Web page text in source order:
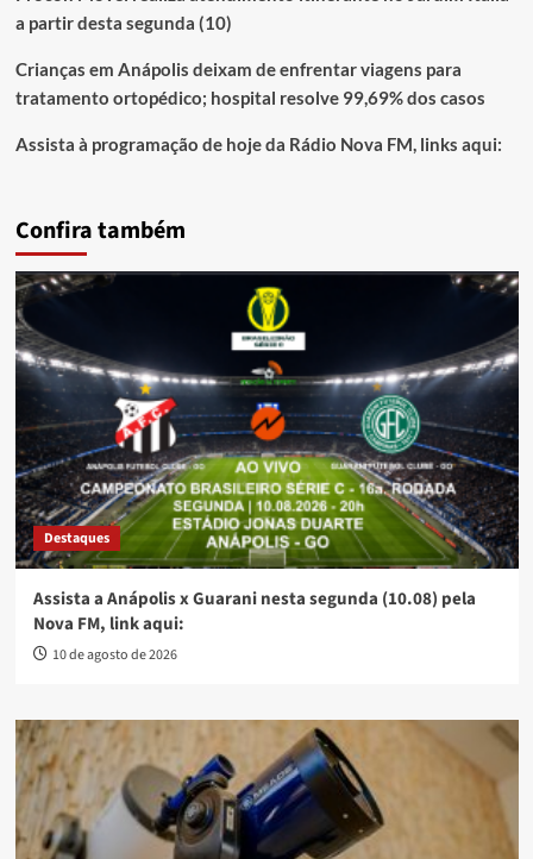
a partir desta segunda (10)
Crianças em Anápolis deixam de enfrentar viagens para
tratamento ortopédico; hospital resolve 99,69% dos casos
Assista à programação de hoje da Rádio Nova FM, links aqui:
Confira também
Destaques
Assista a Anápolis x Guarani nesta segunda (10.08) pela
Nova FM, link aqui:
10 de agosto de 2026